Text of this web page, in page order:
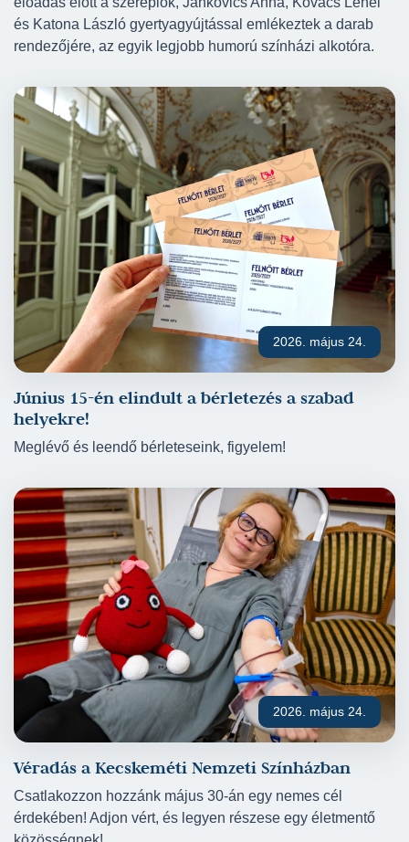
és Katona László gyertyagyújtással emlékeztek a darab
rendezőjére, az egyik legjobb humorú színházi alkotóra.
2026. május 24.
Június 15-én elindult a bérletezés a szabad
helyekre!
Meglévő és leendő bérleteseink, figyelem!
2026. május 24.
Véradás a Kecskeméti Nemzeti Színházban
Csatlakozzon hozzánk május 30-án egy nemes cél
érdekében! Adjon vért, és legyen részese egy életmentő